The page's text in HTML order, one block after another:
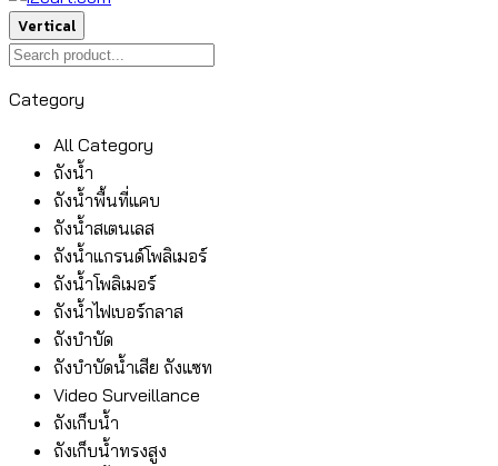
Vertical
Category
All Category
ถังน้ำ
ถังน้ำพื้นที่แคบ
ถังน้ำสเตนเลส
ถังน้ำแกรนด์โพลิเมอร์
ถังน้ำโพลิเมอร์
ถังน้ำไฟเบอร์กลาส
ถังบำบัด
ถังบำบัดน้ำเสีย ถังแซท
Video Surveillance
ถังเก็บน้ำ
ถังเก็บน้ำทรงสูง